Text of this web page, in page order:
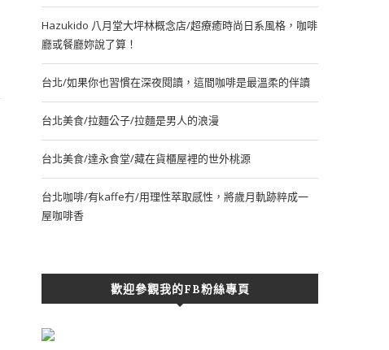
Hazukido 八月堂大坪林概念店/超療癒時尚日系風格，咖啡
廳或餐廳妳說了算！
台北/如果你也習慣在深夜閱讀，這間咖啡是最溫柔的伴讀
台北美食/拉麵公子/拉麵是男人的浪漫
台北美食/達永食堂/藏在貨櫃屋裡的世外桃源
台北咖啡/有kaffe冇/用理性萃取感性，將歲月軌跡粹成一
屋咖啡香
歡迎參觀我的FB粉絲專頁